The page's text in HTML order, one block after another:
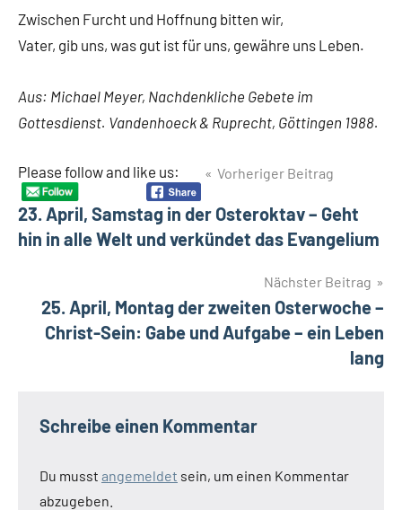
Zwischen Furcht und Hoffnung bitten wir,
Vater, gib uns, was gut ist für uns, gewähre uns Leben.
Aus: Michael Meyer, Nachdenkliche Gebete im
Gottesdienst. Vandenhoeck & Ruprecht, Göttingen 1988.
Please follow and like us:
Schlagwörter
Furcht
Hoffnung
BeitragsnavigationVorheriger Beitrag
23. April, Samstag in der Osteroktav – Geht
hin in alle Welt und verkündet das Evangelium
Nächster Beitrag
25. April, Montag der zweiten Osterwoche –
Christ-Sein: Gabe und Aufgabe – ein Leben
lang
Schreibe einen Kommentar
Du musst angemeldet sein, um einen Kommentar
abzugeben.